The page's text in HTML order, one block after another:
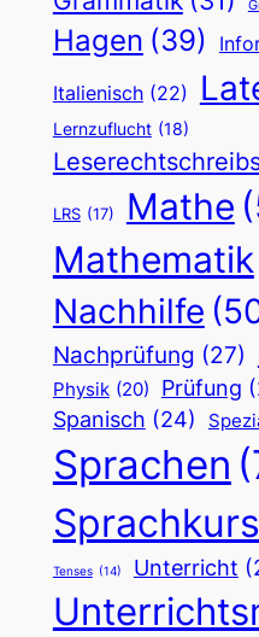
Hagen (39)
Italienisch (22)
Lernzuflucht (18)
LRS (17) Mathe
Mathematik
Nachhilfe
Nachprüfung (27)
Physik (20) Prüfung
Spanisch (24)
Sprachen
Sprachkurs
Tenses (14) Unterricht